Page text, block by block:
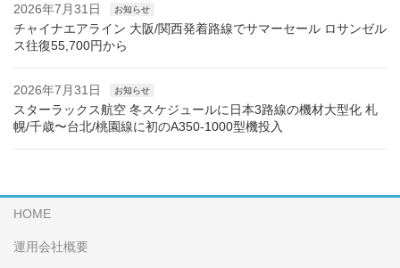
2026年7月31日 お知らせ
チャイナエアライン 大阪/関西発着路線でサマーセール ロサンゼル
ス往復55,700円から
2026年7月31日 お知らせ
スターラックス航空 冬スケジュールに日本3路線の機材大型化 札
幌/千歳〜台北/桃園線に初のA350-1000型機投入
HOME
運用会社概要